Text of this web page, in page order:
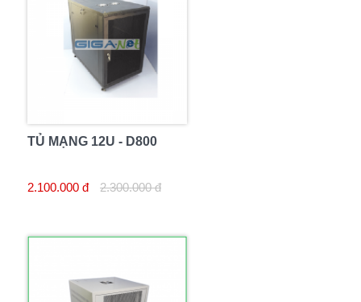
TỦ MẠNG 12U - D800
2.100.000 đ 2.300.000 đ